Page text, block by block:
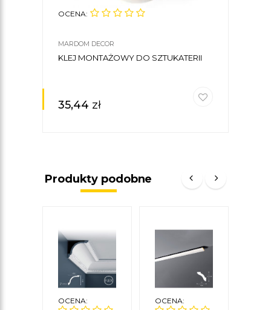
OCENA:
MARDOM DECOR
KLEJ MONTAŻOWY DO SZTUKATERII
35,44 zł
Produkty podobne
OCENA: OCENA: